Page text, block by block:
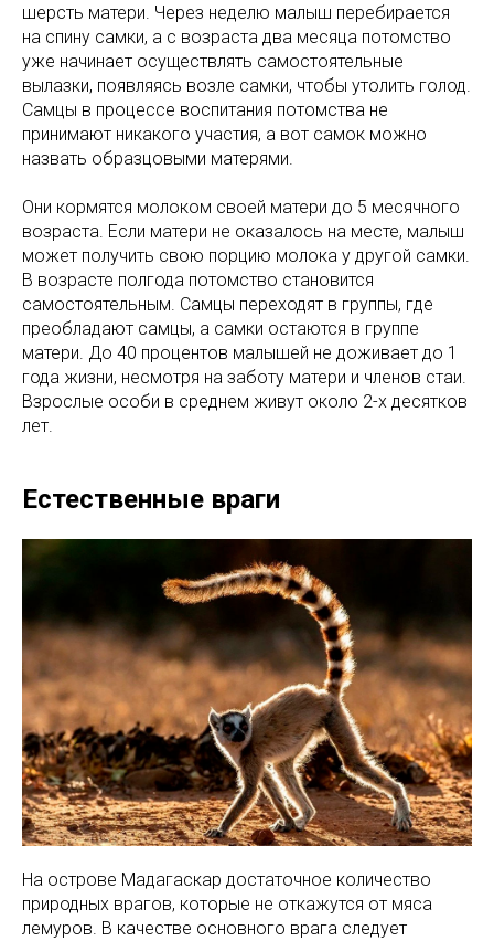
шерсть матери. Через неделю малыш перебирается
на спину самки, а с возраста два месяца потомство
уже начинает осуществлять самостоятельные
вылазки, появляясь возле самки, чтобы утолить голод.
Самцы в процессе воспитания потомства не
принимают никакого участия, а вот самок можно
назвать образцовыми матерями.
Они кормятся молоком своей матери до 5 месячного
возраста. Если матери не оказалось на месте, малыш
может получить свою порцию молока у другой самки.
В возрасте полгода потомство становится
самостоятельным. Самцы переходят в группы, где
преобладают самцы, а самки остаются в группе
матери. До 40 процентов малышей не доживает до 1
года жизни, несмотря на заботу матери и членов стаи.
Взрослые особи в среднем живут около 2-х десятков
лет.
Естественные враги
На острове Мадагаскар достаточное количество
природных врагов, которые не откажутся от мяса
лемуров. В качестве основного врага следует